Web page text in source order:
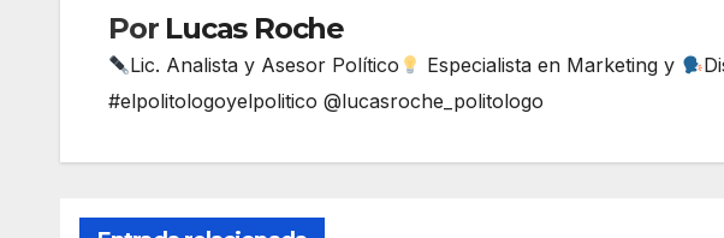
Por Lucas Roche
Lic. Analista y Asesor Político Especialista en Marketing y
#elpolitologoyelpolitico @lucasroche_politologo